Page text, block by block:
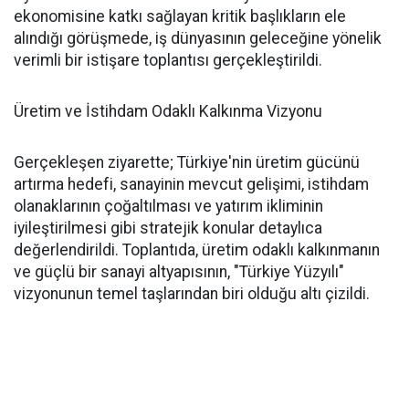
ekonomisine katkı sağlayan kritik başlıkların ele
alındığı görüşmede, iş dünyasının geleceğine yönelik
verimli bir istişare toplantısı gerçekleştirildi.
Üretim ve İstihdam Odaklı Kalkınma Vizyonu
Gerçekleşen ziyarette; Türkiye'nin üretim gücünü
artırma hedefi, sanayinin mevcut gelişimi, istihdam
olanaklarının çoğaltılması ve yatırım ikliminin
iyileştirilmesi gibi stratejik konular detaylıca
değerlendirildi. Toplantıda, üretim odaklı kalkınmanın
ve güçlü bir sanayi altyapısının, "Türkiye Yüzyılı"
vizyonunun temel taşlarından biri olduğu altı çizildi.